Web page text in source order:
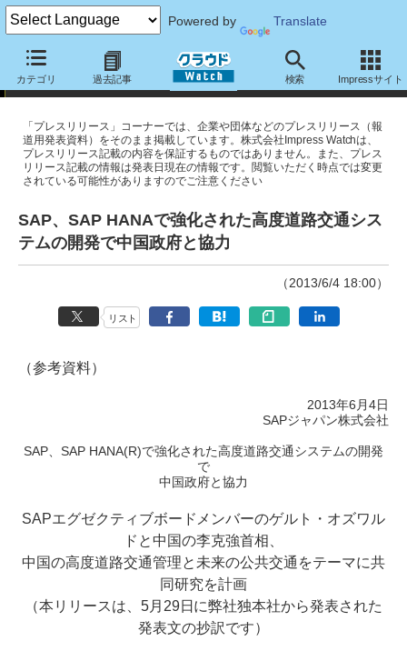
Powered by Translate
カテゴリ 過去記事 検索 Impressサイト
プレスリリース
「プレスリリース」コーナーでは、企業や団体などのプレスリリース（報
道用発表資料）をそのまま掲載しています。株式会社Impress Watchは、
プレスリリース記載の内容を保証するものではありません。また、プレス
リリース記載の情報は発表日現在の情報です。閲覧いただく時点では変更
されている可能性がありますのでご注意ください
SAP、SAP HANAで強化された高度道路交通シス
テムの開発で中国政府と協力
（2013/6/4 18:00）
リスト
（参考資料）
2013年6月4日
SAPジャパン株式会社
SAP、SAP HANA(R)で強化された高度道路交通システムの開発
で
中国政府と協力
SAPエグゼクティブボードメンバーのゲルト・オズワル
ドと中国の李克強首相、
中国の高度道路交通管理と未来の公共交通をテーマに共
同研究を計画
（本リリースは、5月29日に弊社独本社から発表された
発表文の抄訳です）